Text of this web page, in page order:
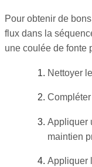
Pour obtenir de
flux dans la
une coulée de fonte
Nettoyer
Appliquer
maintien
Appliquer